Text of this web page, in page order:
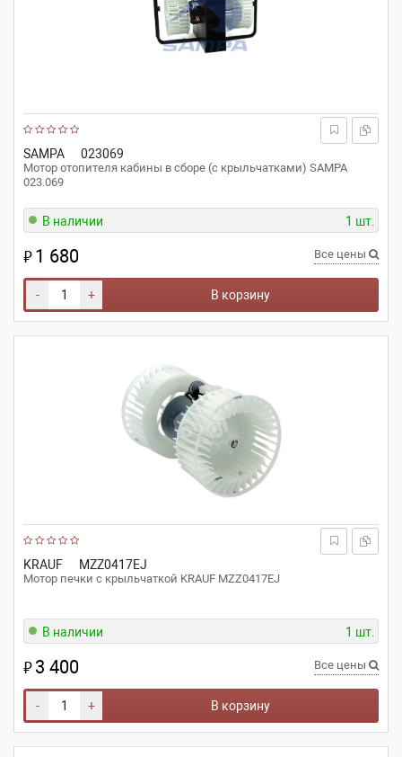
SAMPA 023069
Мотор отопителя кабины в сборе (с крыльчатками) SAMPA
023.069
В наличии 1 шт.
₽1 680 Все цены
- + В корзину
KRAUF MZZ0417EJ
Мотор печки c крыльчаткой KRAUF MZZ0417EJ
В наличии 1 шт.
₽3 400 Все цены
- + В корзину